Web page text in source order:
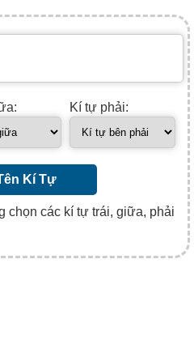
Kí tự phải:
Kí Tự
chọn các kí tự trái, giữa, phải